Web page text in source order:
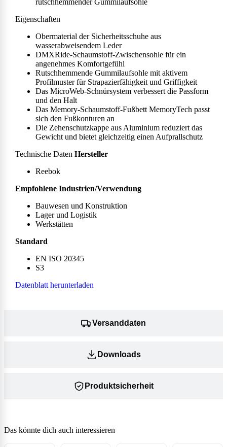
Versanddaten
Downloads
Produktsicherheit
rutschhemmender Gummilaufsohle
Eigenschaften
Obermaterial der Sicherheitsschuhe aus
wasserabweisendem Leder
DMXRide-Schaumstoff-Zwischensohle für ein
angenehmes Komfortgefühl
Rutschhemmende Gummilaufsohle mit aktivem
Profilmuster für Strapazierfähigkeit und Griffigkeit
Das MicroWeb-Schnürsystem verbessert die Passform
und den Halt
Das Memory-Schaumstoff-Fußbett MemoryTech passt
sich den Fußkonturen an
Die Zehenschutzkappe aus Aluminium reduziert das
Gewicht und bietet gleichzeitig einen Aufprallschutz
Technische Daten Hersteller
Reebok
Empfohlene Industrien/Verwendung
Bauwesen und Konstruktion
Lager und Logistik
Werkstätten
Standard
EN ISO 20345
S3
Datenblatt herunterladen
Das könnte dich auch interessieren